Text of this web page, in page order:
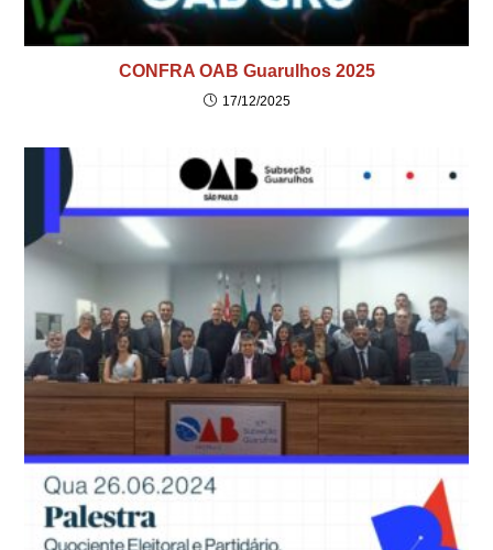
CONFRA OAB Guarulhos 2025
17/12/2025